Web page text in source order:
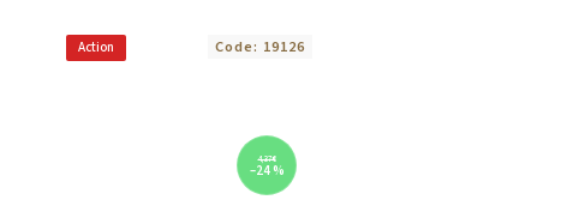
Action
4,37 €
–24 %
Code: 19126